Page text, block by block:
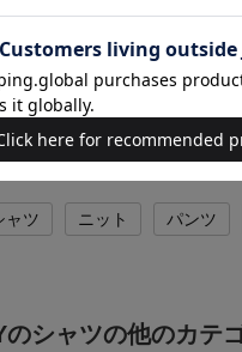
8,160円（税込）
他のカテゴリから
ャツ ニット パンツ
シャツの他のカテ